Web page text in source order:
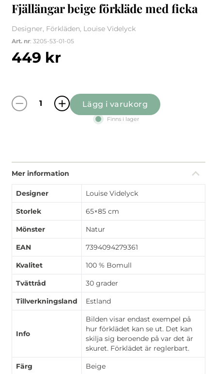
Fjällängar beige förkläde med ficka
Designer, Förkläden, Louise Videlyck
Art. nr: 3205-53-01-05
449 kr
Fjällängar beige förkläde med ficka mängd
Lägg i varukorg
Finns i lager
Mer information
Designer Louise Videlyck
Storlek 65×85 cm
Mönster Natur
EAN 7394094279361
Kvalitet 100 % Bomull
Tvättråd 30 grader
Tillverkningsland Estland
Info
Bilden visar endast exempel på
hur förklädet kan se ut. Det kan
skilja sig beroende på var det är
skuret. Förklädet är reglerbart.
Färg Beige